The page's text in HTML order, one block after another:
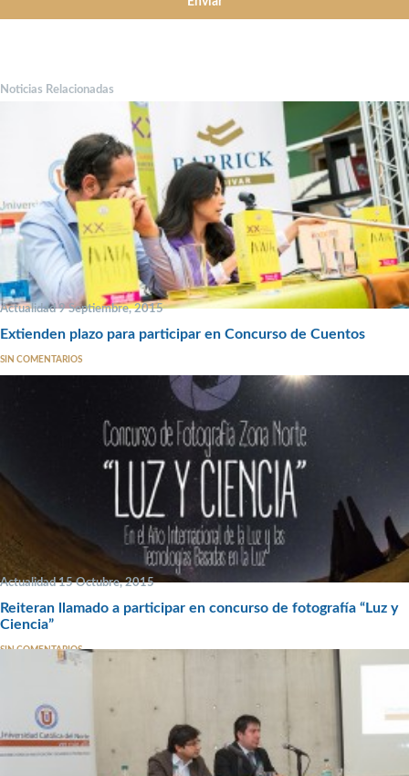
Noticias Relacionadas
Actualidad 9 Septiembre, 2015
Extienden plazo para participar en Concurso de Cuentos
SIN COMENTARIOS
Actualidad 15 Octubre, 2015
Reiteran llamado a participar en concurso de fotografía “Luz y
Ciencia”
SIN COMENTARIOS